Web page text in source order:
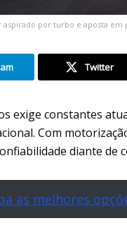
por turbo e aposta
Twitter
exige constantes
Com
diante de
as melhores